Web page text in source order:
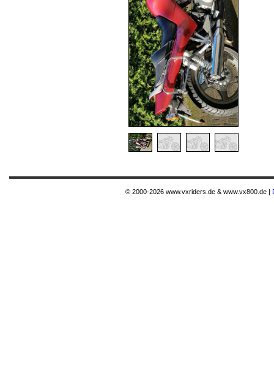
© 2000-2026 www.vxriders.de & www.vx800.de |